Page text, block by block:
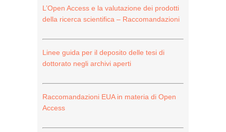
L’Open Access e la valutazione dei prodotti
della ricerca scientifica – Raccomandazioni
Linee guida per il deposito delle tesi di
dottorato negli archivi aperti
Raccomandazioni EUA in materia di Open
Access